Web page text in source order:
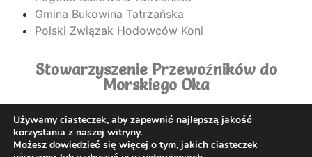
Gmina Bukowina Tatrzańska
Polski Związak Hodowców Koni
Stowarzyszenie Przewoźników do
Morskiego Oka
Używamy ciasteczek, aby zapewnić najlepszą jakość
korzystania z naszej witryny.
Możesz dowiedzieć się więcej o tym, jakich ciasteczek